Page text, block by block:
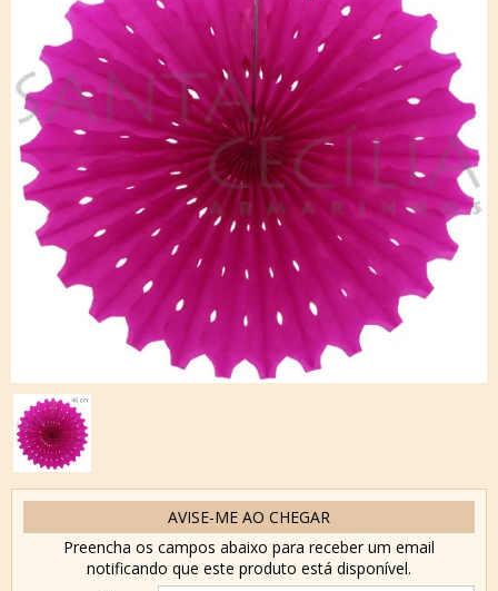
AVISE-ME AO CHEGAR
Preencha os campos abaixo para receber um email
notificando que este produto está disponível.